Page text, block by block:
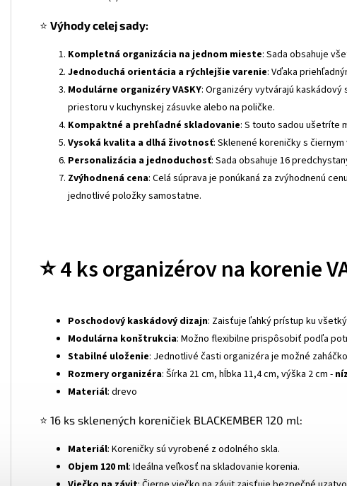
⭐ Výhody celej sady:
Kompletná organizácia na jednom mieste: Sada obsahuje
Jednoduchá orientácia a rýchlejšie varenie: Vďaka
Modulárne organizéry VASKY: Organizéry vytvárajú
priestoru v kuchynskej zásuvke alebo na poličke.
Kompaktné a prehľadné skladovanie: S touto sadou ušetríte
Vysoká kvalita a dlhá životnosť: Sklenené koreničky s
Personalizácia a jednoduchosť: Sada obsahuje 16
Zvýhodnená cena: Celá súprava je ponúkaná za zvýhodnenú
jednotlivé položky samostatne.
⭐ 4 ks organizérov na korenie
Poschodový kaskádový dizajn: Zaisťuje ľahký prístup ku
Modulárna konštrukcia: Možno flexibilne prispôsobiť podľa
Stabilné uloženie: Jednotlivé časti organizéra je možné
Rozmery organizéra: Šírka 21 cm, hĺbka 11,4 cm, výška 2 cm -
Materiál: drevo
⭐ 16 ks sklenených koreničiek BLACKEMBER 120 ml:
Materiál: Koreničky sú vyrobené z odolného skla.
Objem 120 ml: Ideálna veľkosť na skladovanie korenia.